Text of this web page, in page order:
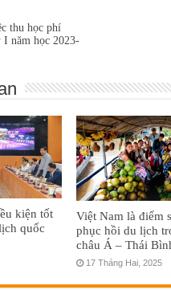
thu học phí
năm học 2023-
kiện tốt
quốc
Việt Nam là điểm
phục hồi du lịch
châu Á – Thái
17 Tháng Hai, 2025